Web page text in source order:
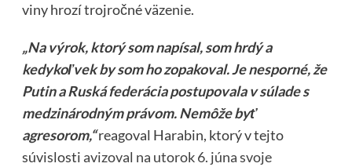
viny hrozí trojročné väzenie.
„Na výrok, ktorý som napísal, som hrdý a
kedykoľvek by som ho zopakoval. Je nesporné, že
Putin a Ruská federácia postupovala v súlade s
medzinárodným právom. Nemôže byť
agresorom,“reagoval Harabin, ktorý v tejto
súvislosti avizoval na utorok 6. júna svoje